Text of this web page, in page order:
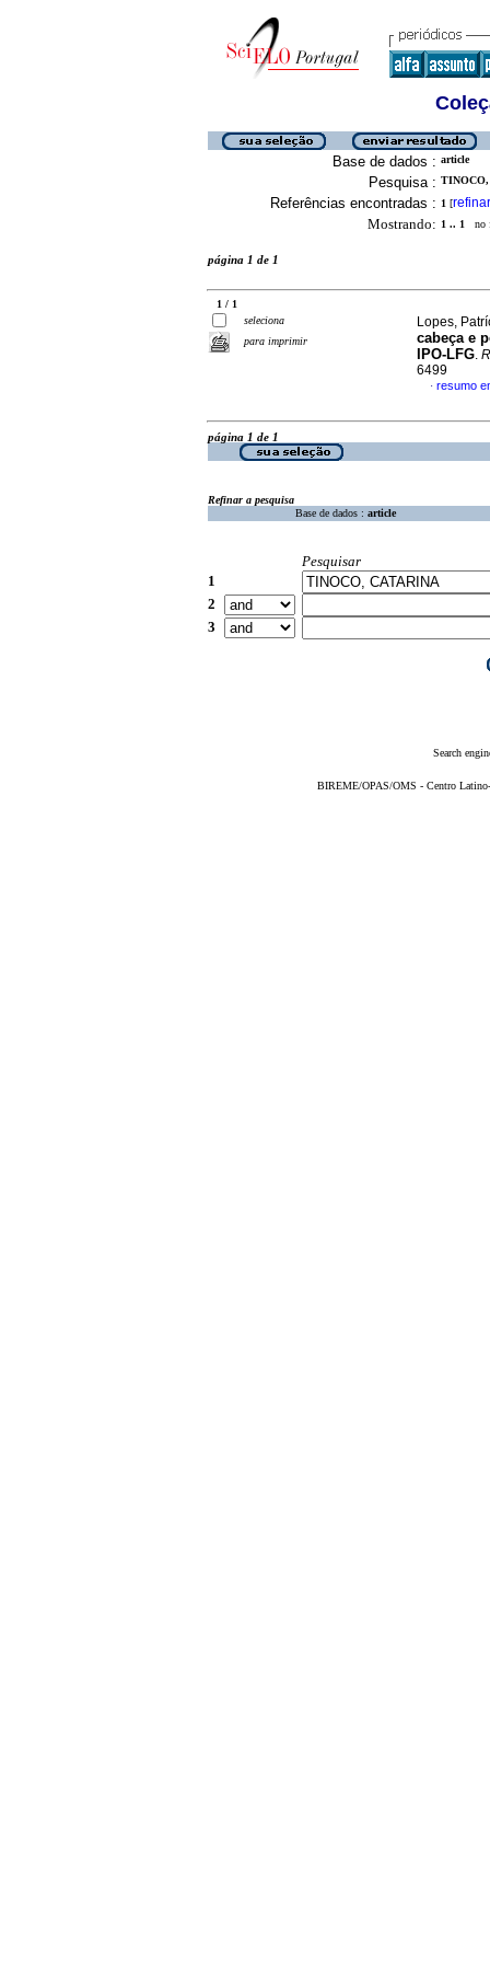
Base de dados : article
Pesquisa :
Referências encontradas : 1 [refinar
Mostrando: 1 .. 1 no
página 1 de 1
1 / 1
seleciona
para imprimir
Lopes,
cabeça e
IPO-LFG.
6499
· resumo
página 1 de 1
Refinar a pesquisa
Base de dados : article
Pesquisar
1
2
3
Search
BIREME/OPAS/OMS - Centro Latino-